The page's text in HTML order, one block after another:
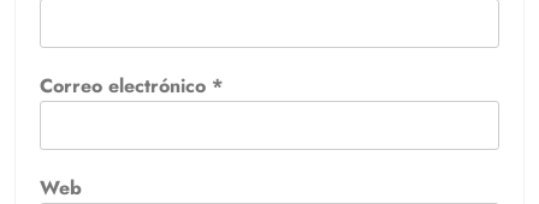
Correo electrónico *
Web